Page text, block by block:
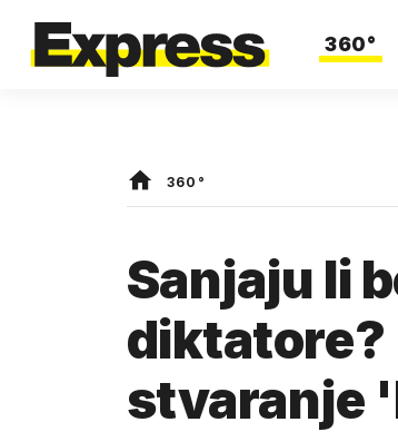
360°
360°
Sanjaju li
stvaranje